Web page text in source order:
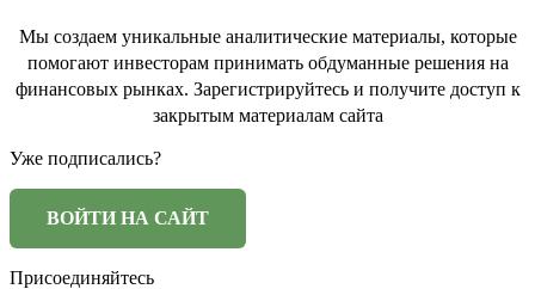
Мы создаем уникальные аналитические материалы, которые
помогают инвесторам принимать обдуманные решения на
финансовых рынках. Зарегистрируйтесь и получите доступ к
закрытым материалам сайта
Уже подписались?
Присоединяйтесь